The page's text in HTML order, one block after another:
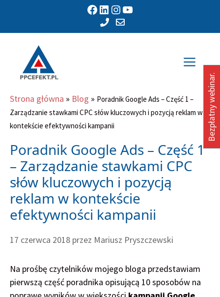
treści
Facebook LinkedIn Instagram YouTube
Strona główna » Blog » Poradnik Google Ads – Część 1 –
Zarządzanie stawkami CPC słów kluczowych i pozycją reklam w
kontekście efektywności kampanii
Poradnik Google Ads – Część 1
– Zarządzanie stawkami CPC
słów kluczowych i pozycją
reklam w kontekście
efektywności kampanii
17 czerwca 2018 przez Mariusz Pryszczewski
Na prośbę czytelników mojego bloga przedstawiam
pierwszą część poradnika opisującą 10 sposobów na
Bezpłatny webinar.